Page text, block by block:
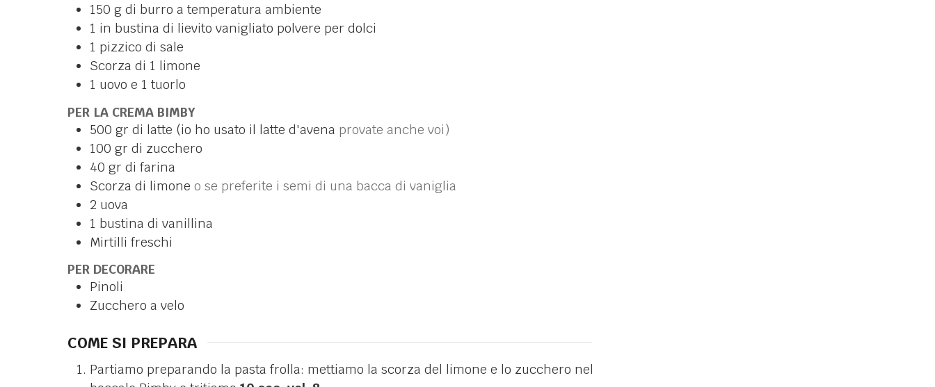
150 g di burro a temperatura ambiente
1 in bustina di lievito vanigliato polvere per dolci
1 pizzico di sale
Scorza di 1 limone
1 uovo e 1 tuorlo
PER LA CREMA BIMBY
500 gr di latte (io ho usato il latte d'avena provate anche voi)
100 gr di zucchero
40 gr di farina
Scorza di limone o se preferite i semi di una bacca di vaniglia
2 uova
1 bustina di vanillina
Mirtilli freschi
PER DECORARE
Pinoli
Zucchero a velo
COME SI PREPARA
Partiamo preparando la pasta frolla: mettiamo la scorza del limone e lo zucchero nel